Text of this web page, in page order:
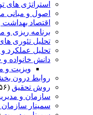
استراتژی های
اصول و مبانی
اقتصاد
برنامه ریزی و
تحلیل تئوری
تحلیل عملکرد
دانش خانواده
ویزیت و
روابط درون
روش تحقیق (۵۶)
سازمان و
سمینار